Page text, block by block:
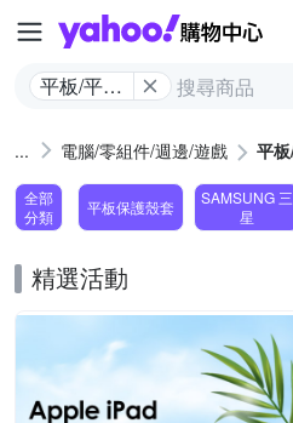
平板/平板
電腦/零組件/週邊/遊戲 平
全部
分類
平板保護殼套
SAMSUNG 三
星
精選活動